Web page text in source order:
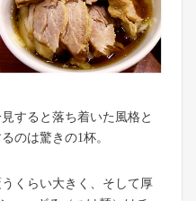
すると落ち着いた風格と
のは驚きの1杯。
くらい大きく、そして厚